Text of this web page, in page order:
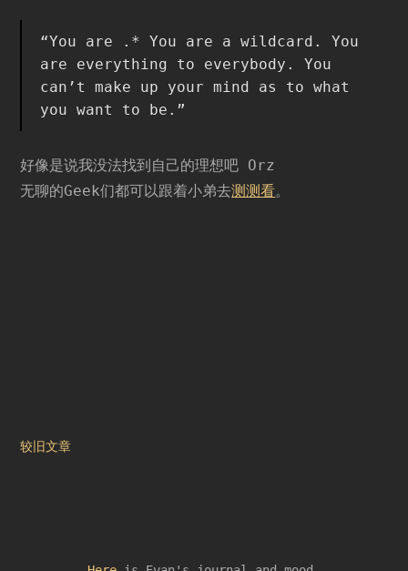
“You are .* You are a wildcard. You
are everything to everybody. You
can’t make up your mind as to what
you want to be.”
好像是说我没法找到自己的理想吧 Orz
无聊的Geek们都可以跟着小弟去测测看。
文
较旧文章